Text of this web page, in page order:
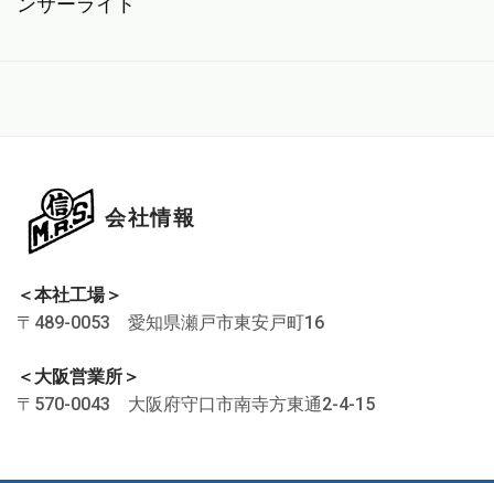
会社情報
＜本社工場＞
〒489-0053 愛知県瀬戸市東安戸町16
＜大阪営業所＞
〒570-0043 大阪府守口市南寺方東通2-4-15